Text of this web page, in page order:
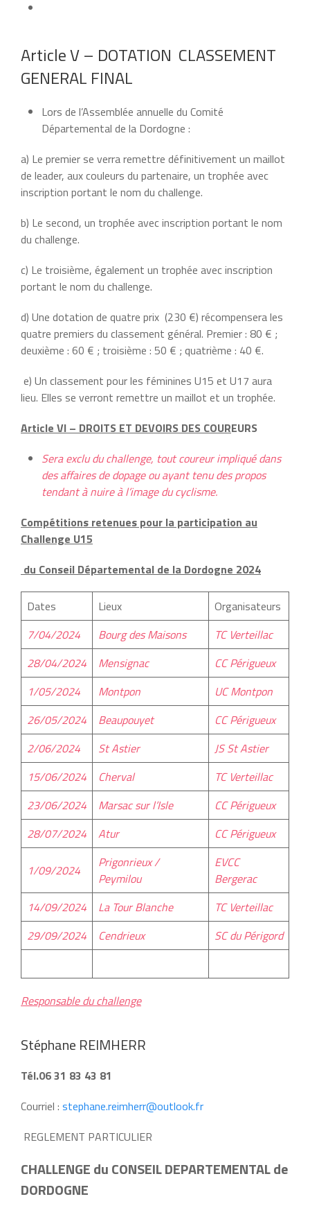
Article V – DOTATION CLASSEMENT
GENERAL FINAL
Lors de l’Assemblée annuelle du Comité
Départemental de la Dordogne :
a) Le premier se verra remettre définitivement un maillot
de leader, aux couleurs du partenaire, un trophée avec
inscription portant le nom du challenge.
b) Le second, un trophée avec inscription portant le nom
du challenge.
c) Le troisième, également un trophée avec inscription
portant le nom du challenge.
d) Une dotation de quatre prix (230 €) récompensera les
quatre premiers du classement général. Premier : 80 € ;
deuxième : 60 € ; troisième : 50 € ; quatrième : 40 €.
e) Un classement pour les féminines U15 et U17 aura
lieu. Elles se verront remettre un maillot et un trophée.
Article VI – DROITS ET DEVOIRS DES COUREURS
Sera exclu du challenge, tout coureur impliqué dans
des affaires de dopage ou ayant tenu des propos
tendant à nuire à l’image du cyclisme.
Compétitions retenues pour la participation au
Challenge U15
du Conseil Départemental de la Dordogne 2024
Dates Lieux
Organisateurs
7/04/2024
Bourg des Maisons
TC Verteillac
28/04/2024
Mensignac
CC Périgueux
1/05/2024
Montpon
UC Montpon
26/05/2024
Beaupouyet
CC Périgueux
2/06/2024
St Astier
JS St Astier
15/06/2024
Cherval
TC Verteillac
23/06/2024
Marsac sur l’Isle
CC Périgueux
28/07/2024
Atur CC Périgueux
1/09/2024
Prigonrieux /
Peymilou
EVCC
Bergerac
14/09/2024
La Tour Blanche
TC Verteillac
29/09/2024
Cendrieux SC du Périgord
Responsable du challenge
Stéphane REIMHERR
Tél.06 31 83 43 81
Courriel : stephane.reimherr@outlook.fr
REGLEMENT PARTICULIER
CHALLENGE du CONSEIL DEPARTEMENTAL de
DORDOGNE